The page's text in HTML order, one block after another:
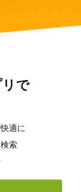
で
適に
索